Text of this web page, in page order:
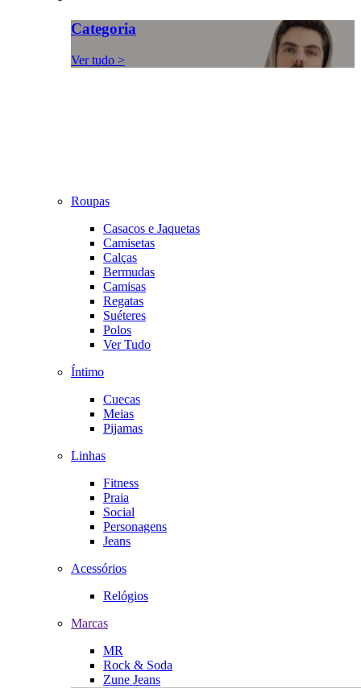
Categoria
Ver tudo >
Roupas
Casacos e Jaquetas
Camisetas
Calças
Bermudas
Camisas
Regatas
Suéteres
Polos
Ver Tudo
Íntimo
Cuecas
Meias
Pijamas
Linhas
Fitness
Praia
Social
Personagens
Jeans
Acessórios
Relógios
Marcas
MR
Rock & Soda
Zune Jeans